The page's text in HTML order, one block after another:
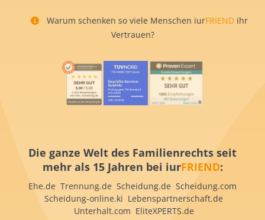
Warum schenken so viele Menschen iurFRIEND ihr
Vertrauen?
Die ganze Welt des Familienrechts seit
mehr als 15 Jahren bei iurFRIEND:
Ehe.de Trennung.de Scheidung.de Scheidung.com
Scheidung-online.ki Lebenspartnerschaft.de
Unterhalt.com EliteXPERTS.de